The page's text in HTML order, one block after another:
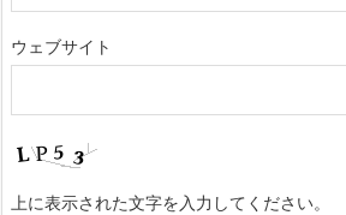
ウェブサイト
上に表示された文字を入力してください。